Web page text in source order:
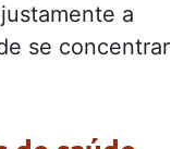
a
se concentrar